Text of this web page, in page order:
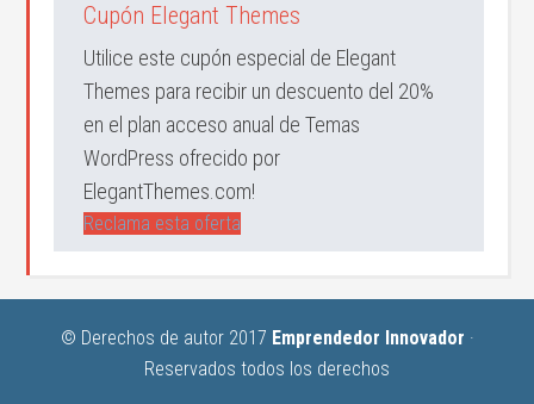
Cupón Elegant Themes
Utilice este cupón especial de Elegant
Themes para recibir un descuento del 20%
en el plan acceso anual de Temas
WordPress ofrecido por
ElegantThemes.com!
Reclama esta oferta
© Derechos de autor 2017 Emprendedor Innovador ·
Reservados todos los derechos